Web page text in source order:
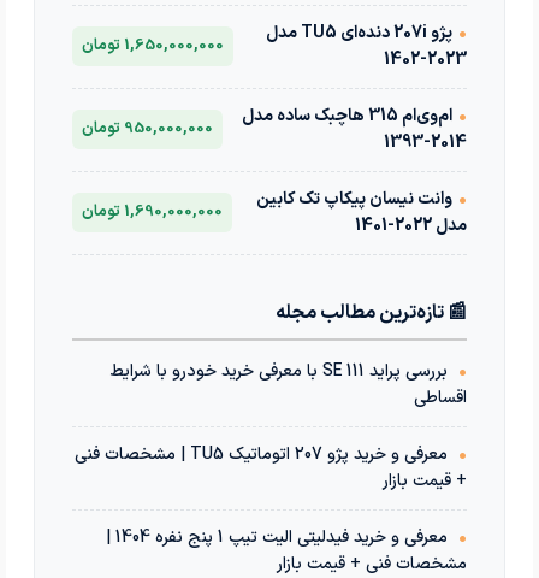
•
پژو 207i دنده‌ای TU5 مدل
2023-1402
1,650,000,000 تومان
•
ام‌وی‌ام 315 هاچبک ساده مدل
2014-1393
950,000,000 تومان
• وانت نیسان پیکاپ تک کابین
مدل 2022-1401
1,690,000,000 تومان
📰 تازه‌ترین مطالب مجله
•
بررسی پراید 111 SE با معرفی خرید خودرو با شرایط
اقساطی
•
معرفی و خرید پژو 207 اتوماتیک TU5 | مشخصات فنی
+ قیمت بازار
•
معرفی و خرید فیدلیتی الیت تیپ 1 پنج نفره 1404 |
مشخصات فنی + قیمت بازار